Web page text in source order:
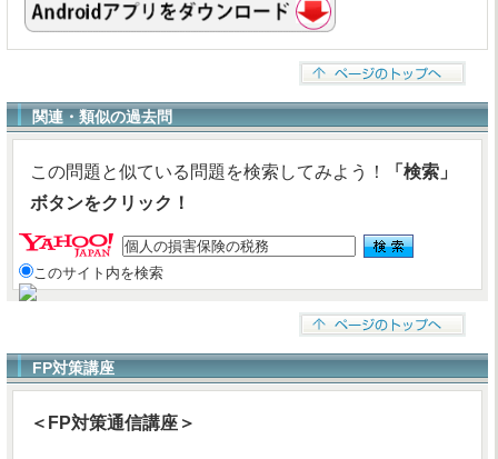
関連・類似の過去問
この問題と似ている問題を検索してみよう！
「検索」
ボタンをクリック！
このサイト内を検索
FP対策講座
＜FP対策通信講座＞